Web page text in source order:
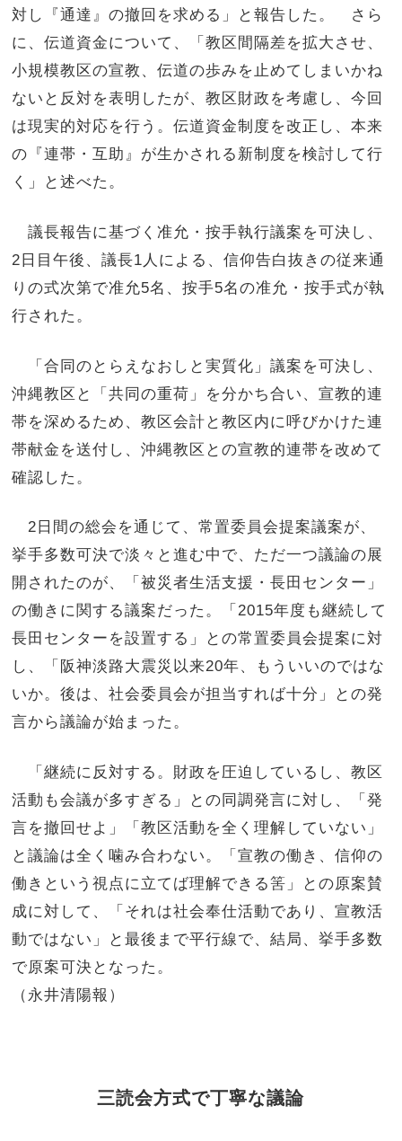
対し『通達』の撤回を求める」と報告した。 さら
に、伝道資金について、「教区間隔差を拡大させ、
小規模教区の宣教、伝道の歩みを止めてしまいかね
ないと反対を表明したが、教区財政を考慮し、今回
は現実的対応を行う。伝道資金制度を改正し、本来
の『連帯・互助』が生かされる新制度を検討して行
く」と述べた。
議長報告に基づく准允・按手執行議案を可決し、
2日目午後、議長1人による、信仰告白抜きの従来通
りの式次第で准允5名、按手5名の准允・按手式が執
行された。
「合同のとらえなおしと実質化」議案を可決し、
沖縄教区と「共同の重荷」を分かち合い、宣教的連
帯を深めるため、教区会計と教区内に呼びかけた連
帯献金を送付し、沖縄教区との宣教的連帯を改めて
確認した。
2日間の総会を通じて、常置委員会提案議案が、
挙手多数可決で淡々と進む中で、ただ一つ議論の展
開されたのが、「被災者生活支援・長田センター」
の働きに関する議案だった。「2015年度も継続して
長田センターを設置する」との常置委員会提案に対
し、「阪神淡路大震災以来20年、もういいのではな
いか。後は、社会委員会が担当すれば十分」との発
言から議論が始まった。
「継続に反対する。財政を圧迫しているし、教区
活動も会議が多すぎる」との同調発言に対し、「発
言を撤回せよ」「教区活動を全く理解していない」
と議論は全く噛み合わない。「宣教の働き、信仰の
働きという視点に立てば理解できる筈」との原案賛
成に対して、「それは社会奉仕活動であり、宣教活
動ではない」と最後まで平行線で、結局、挙手多数
で原案可決となった。
（永井清陽報）
三読会方式で丁寧な議論